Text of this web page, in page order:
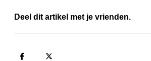
Deel dit artikel met je vrienden.